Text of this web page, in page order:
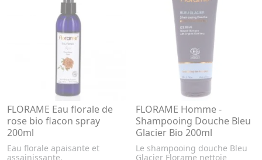
FLORAME Eau florale de
rose bio flacon spray
200ml
Eau florale apaisante et
assainissante.
FLORAME Homme -
Shampooing Douche Bleu
Glacier Bio 200ml
Le shampooing douche Bleu
Glacier Florame nettoie